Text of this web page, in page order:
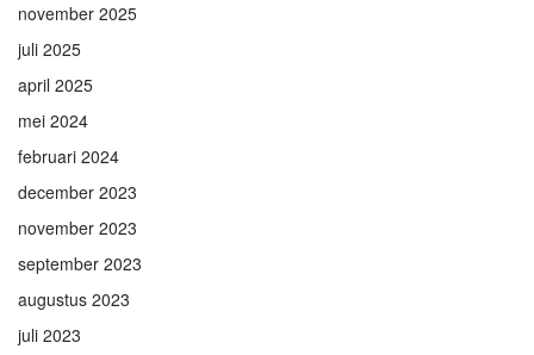
november 2025
juli 2025
april 2025
mei 2024
februari 2024
december 2023
november 2023
september 2023
augustus 2023
juli 2023